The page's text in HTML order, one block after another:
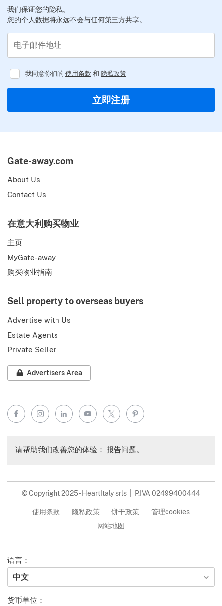
我们保证您的隐私。
您的个人数据将永远不会与任何第三方共享。
电子邮件地址
我同意你们的 使用条款 和 隐私政策
Regulator
立即注册
Gate-away.com
About Us
Contact Us
在意大利购买物业
主页
MyGate-away
购买物业指南
Sell property to overseas buyers
Advertise with Us
Estate Agents
Private Seller
Advertisers Area
FacebookInstagramLinkedInYouTube
X Pinterest
请帮助我们改善您的体验： 报告问题。
© Copyright 2025 - HeartItaly srls | P.IVA 02499400444
使用条款 隐私政策 饼干政策
管理cookies
网站地图
语言：
中文
货币单位：